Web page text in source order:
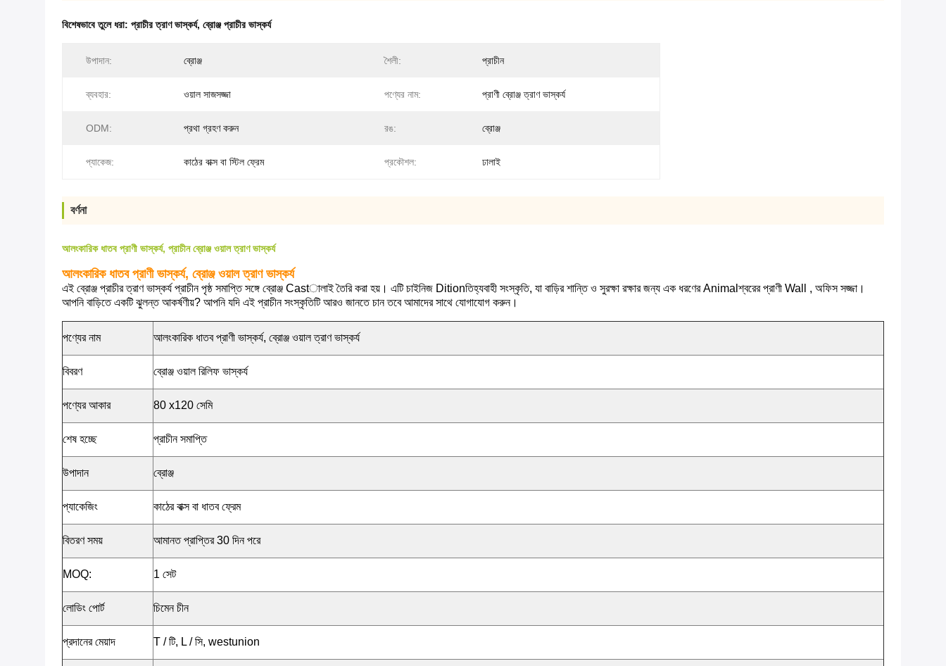
বিশেষভাবে তুলে ধরা: প্রাচীর ত্রাণ ভাস্কর্য, ব্রোঞ্জ প্রাচীর ভাস্কর্য
উপাদান: ব্রোঞ্জ শৈলী: প্রাচীন
ব্যবহার: ওয়াল সাজসজ্জা পণ্যের নাম: প্রাণী ব্রোঞ্জ ত্রাণ ভাস্কর্য
ODM: প্রথা গ্রহণ করুন রঙ: ব্রোঞ্জ
প্যাকেজ: কাঠের বাক্স বা স্টিল ফ্রেম প্রকৌশল: ঢালাই
বর্ণনা
আলংকারিক ধাতব প্রাণী ভাস্কর্য, প্রাচীন ব্রোঞ্জ ওয়াল ত্রাণ ভাস্কর্য
আলংকারিক ধাতব প্রাণী ভাস্কর্য, ব্রোঞ্জ ওয়াল ত্রাণ ভাস্কর্য
এই ব্রোঞ্জ প্রাচীর ত্রাণ ভাস্কর্য প্রাচীন পৃষ্ঠ সমাপ্তি সঙ্গে ব্রোঞ্জ Castালাই তৈরি করা হয়। এটি চাইনিজ Ditionতিহ্যবাহী সংস্কৃতি, যা বাড়ির শান্তি ও সুরক্ষা রক্ষার জন্য এক ধরণের Animalশ্বরের প্রাণী Wall , অফিস সজ্জা।
আপনি বাড়িতে একটি ঝুলন্ত আকর্ষণীয়? আপনি যদি এই প্রাচীন সংস্কৃতিটি আরও জানতে চান তবে আমাদের সাথে যোগাযোগ করুন।
পণ্যের নাম আলংকারিক ধাতব প্রাণী ভাস্কর্য, ব্রোঞ্জ ওয়াল ত্রাণ ভাস্কর্য
বিবরণ ব্রোঞ্জ ওয়াল রিলিফ ভাস্কর্য
পণ্যের আকার 80 x120 সেমি
শেষ হচ্ছে প্রাচীন সমাপ্তি
উপাদান ব্রোঞ্জ
প্যাকেজিং কাঠের বাক্স বা ধাতব ফ্রেম
বিতরণ সময় আমানত প্রাপ্তির 30 দিন পরে
MOQ: 1 সেট
লোডিং পোর্ট চিমেন চীন
প্রদানের মেয়াদ T / টি, L / সি, westunion